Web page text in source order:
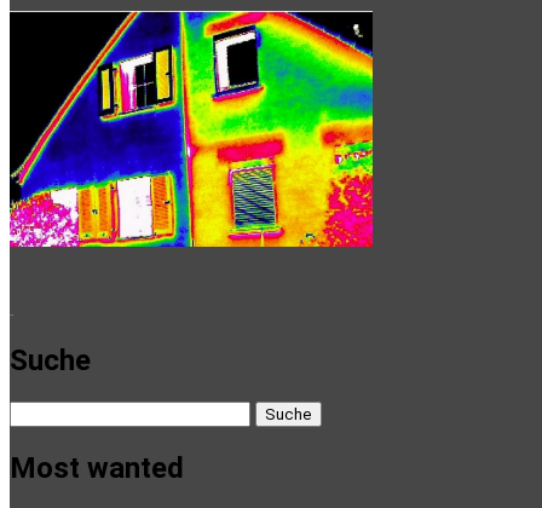
Primäre
Sidebar
Suche
Most wanted